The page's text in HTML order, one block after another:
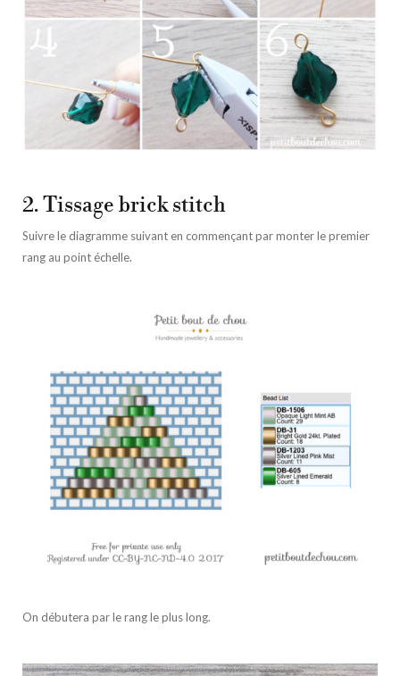
2. Tissage brick stitch
Suivre le diagramme suivant en commençant par monter le premier
rang au point échelle.
On débutera par le rang le plus long.